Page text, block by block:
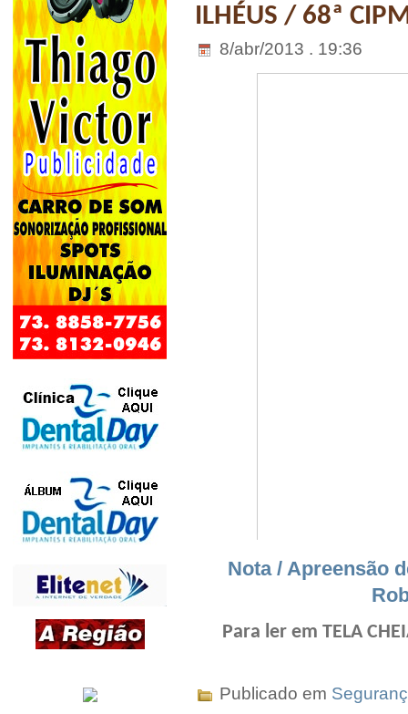
ILHÉUS / 68ª
8/abr/2013 . 19:36
Nota / Apreensão
Para ler em TELA
Publicado em